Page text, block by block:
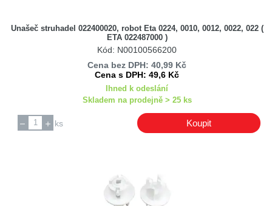
Hisense / Gorenje
Moulinex / Tefal
Unašeč struhadel 022400020, robot Eta 0224, 0010, 0012, 0022, 022 (
ETA 022487000 )
Kód: N00100566200
Cena bez DPH: 40,99 Kč
Cena s DPH: 49,6 Kč
Ihned k odeslání
Skladem na prodejně > 25 ks
ks Koupit